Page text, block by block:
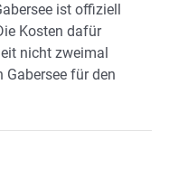
ist offiziell
Kosten dafür
nicht zweimal
Gabersee für den